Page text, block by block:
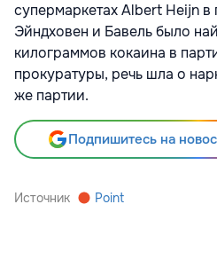
супермаркетах Albert Heijn в
Эйндховен и Бавель было
килограммов кокаина в
прокуратуры, речь шла о
же партии.
Подпишитесь на
Источник Point